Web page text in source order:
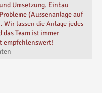
Umsetzung. Einbau
(Aussenanlage auf
Wir lassen die Anlage jedes
Team ist immer
empfehlenswert!